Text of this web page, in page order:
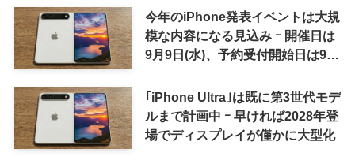
今年のiPhone発表イベントは大規
模な内容になる見込み ｰ 開催日は
9月9日(水)、予約受付開始日は9月
｢iPhone Ultra｣は既に第3世代モデ
ルまで計画中 ｰ 早ければ2028年登
場でディスプレイが僅かに大型化